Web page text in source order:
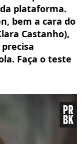
plataforma.
bem a cara do
Castanho),
Faça o teste